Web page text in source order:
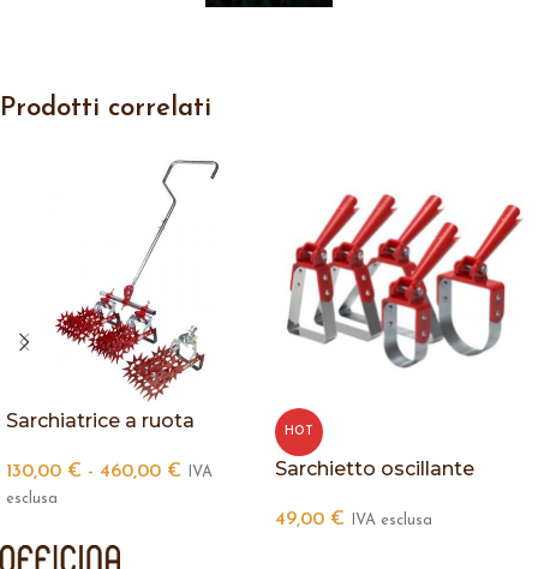
Prodotti correlati
Sarchiatrice a ruota
130,00 € - 460,00 €
IVA
esclusa
HOT
Sarchietto oscillante
49,00 € IVA esclusa